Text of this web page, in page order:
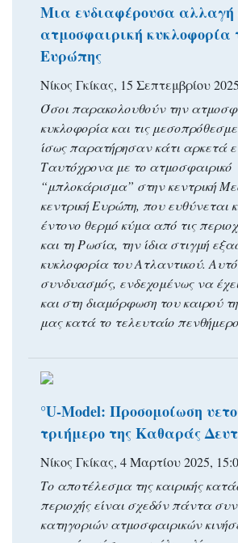
Μια ενδιαφέρουσα αλλαγή
ατμοσφαιρική κυκλοφορία
Ευρώπης
Νίκος Γκίκας, 15 Σεπτεμβρίου
Όσοι παρακολουθούν την
κυκλοφορία και τις
ίσως παρατήρησαν κάτι αρκετά
Ταυτόχρονα με το ατμοσφαιρικό
“μπλοκάρισμα” στην κεντρική
κεντρική Ευρώπη, που ευθύνεται
έντονο θερμό κύμα από τις
και τη Ρωσία, την ίδια στιγμή
κυκλοφορία του Ατλαντικού.
συνδυασμός, ενδεχομένως να
και στη διαμόρφωση του καιρού
μας κατά το τελευταίο
°U-Model: Προσομοίωση
τριήμερο της Καθαράς
Νίκος Γκίκας, 4 Μαρτίου 2025,
Το αποτέλεσμα της καιρικής
περιοχής είναι σχεδόν πάντα
κατηγοριών ατμοσφαιρικών